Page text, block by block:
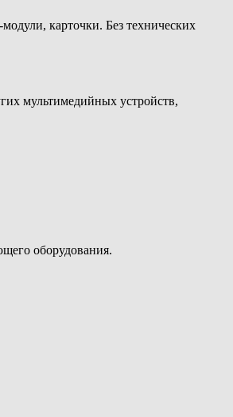
карточки. Без технических
мультимедийных устройств,
оборудования.